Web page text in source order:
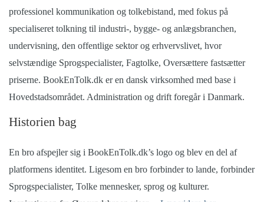
professionel kommunikation og tolkebistand, med fokus på
specialiseret tolkning til industri-, bygge- og anlægsbranchen,
undervisning, den offentlige sektor og erhvervslivet, hvor
selvstændige Sprogspecialister, Fagtolke, Oversættere fastsætter
priserne. BookEnTolk.dk er en dansk virksomhed med base i
Hovedstadsområdet. Administration og drift foregår i Danmark.
Historien bag
En bro afspejler sig i BookEnTolk.dk’s logo og blev en del af
platformens identitet. Ligesom en bro forbinder to lande, forbinder
Sprogspecialister, Tolke mennesker, sprog og kulturer.